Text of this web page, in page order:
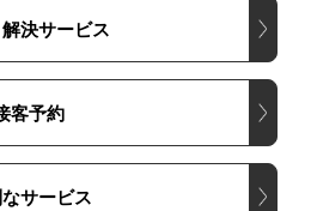
決サービス
客予約
サービス